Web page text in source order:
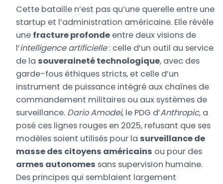
Cette bataille n’est pas qu’une querelle entre une
startup et l’administration américaine. Elle révèle
une fracture profonde entre deux visions de
l’intelligence artificielle: celle d’un outil au service
de la souveraineté technologique, avec des
garde-fous éthiques stricts, et celle d’un
instrument de puissance intégré aux chaînes de
commandement militaires ou aux systèmes de
surveillance. Dario Amodei, le PDG d’Anthropic, a
posé ces lignes rouges en 2025, refusant que ses
modèles soient utilisés pour la surveillance de
masse des citoyens américains ou pour des
armes autonomes sans supervision humaine.
Des principes qui semblaient largement